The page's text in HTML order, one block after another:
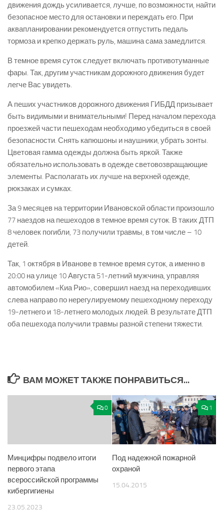
движения дождь усиливается, лучше, по возможности, найти
безопасное место для остановки и переждать его. При
аквапланировании рекомендуется отпустить педаль
тормоза и крепко держать руль, машина сама замедлится.
В темное время суток следует включать противотуманные
фары. Так, другим участникам дорожного движения будет
легче Вас увидеть.
А пеших участников дорожного движения ГИБДД призывает
быть видимыми и внимательными! Перед началом перехода
проезжей части пешеходам необходимо убедиться в своей
безопасности. Снять капюшоны и наушники, убрать зонты.
Цветовая гамма одежды должна быть яркой. Также
обязательно использовать в одежде световозвращающие
элементы. Располагать их лучше на верхней одежде,
рюкзаках и сумках.
За 9 месяцев на территории Ивановской области произошло
77 наездов на пешеходов в темное время суток. В таких ДТП
8 человек погибли, 73 получили травмы, в том числе – 10
детей.
Так, 1 октября в Иванове в темное время суток, а именно в
20:00 на улице 10 Августа 51-летний мужчина, управляя
автомобилем «Киа Рио», совершил наезд на переходивших
слева направо по нерегулируемому пешеходному переходу
19-летнего и 18-летнего молодых людей. В результате ДТП
оба пешехода получили травмы разной степени тяжести.
ВАМ МОЖЕТ ТАКЖЕ ПОНРАВИТЬСЯ...
0
Минцифры подвело итоги
первого этапа
всероссийской программы
кибергигиены
23.05.2023
1
Под надежной пожарной
охраной
15.04.2015